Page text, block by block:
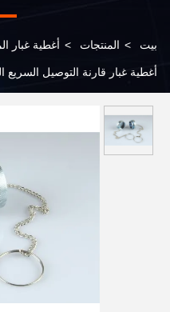
بيت > المنتجات > أغطية غبار
أغطية غبار قارنة التوصيل السريع